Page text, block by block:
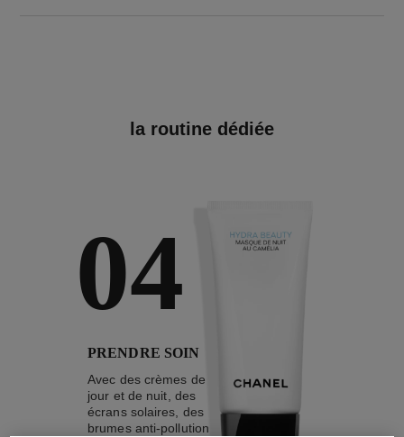
la routine dédiée
04
PRENDRE SOIN
Avec des crèmes de
jour et de nuit, des
écrans solaires, des
brumes anti-pollution